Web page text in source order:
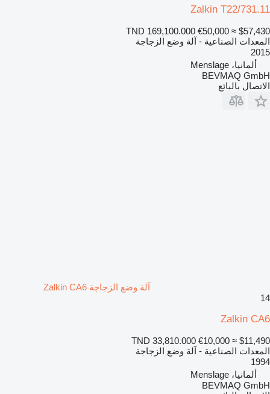
Zalkin T22/731.11
TND 169,100.000 €50,000 ≈ $57,430
المعدات الصناعية - آلة وضع الزجاجة
2015
ألمانيا، Menslage
BEVMAQ GmbH
الاتصال بالبائع
آلة وضع الزجاجة Zalkin CA6
14
Zalkin CA6
TND 33,810.000 €10,000 ≈ $11,490
المعدات الصناعية - آلة وضع الزجاجة
1994
ألمانيا، Menslage
BEVMAQ GmbH